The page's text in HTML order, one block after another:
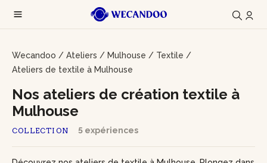
Wecandoo / Ateliers / Mulhouse / Textile /
Ateliers de textile à Mulhouse
COLLECTION 5 expériences
Nos ateliers de création textile à
Mulhouse